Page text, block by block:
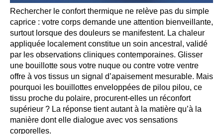
Rechercher le confort thermique ne relève pas du simple
caprice : votre corps demande une attention bienveillante,
surtout lorsque des douleurs se manifestent. La chaleur
appliquée localement constitue un soin ancestral, validé
par les observations cliniques contemporaines. Glisser
une bouillotte sous votre nuque ou contre votre ventre
offre à vos tissus un signal d’apaisement mesurable. Mais
pourquoi les bouillottes enveloppées de pilou pilou, ce
tissu proche du polaire, procurent-elles un réconfort
supérieur ? La réponse tient autant à la matière qu’à la
manière dont elle dialogue avec vos sensations
corporelles.